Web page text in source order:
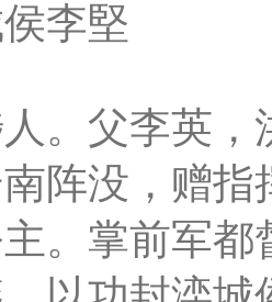
李堅
。父李英，
阵没，赠指
。掌前军都